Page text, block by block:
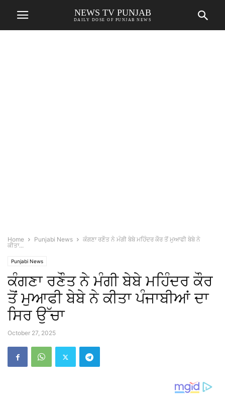
NEWS TV PUNJAB
DAILY DOSE OF PUNJAB NEWS
Home Punjabi News
ਕੰਗਣਾ ਰਣੌਤ ਨੇ ਮੰਗੀ ਬੇਬੇ ਮਹਿੰਦਰ ਕੌਰ ਤੋਂ ਮੁਆਫੀ ਬੇਬੇ ਨੇ
ਕੀਤਾ...
Punjabi News
ਕੰਗਣਾ ਰਣੌਤ ਨੇ ਮੰਗੀ ਬੇਬੇ ਮਹਿੰਦਰ ਕੌਰ
ਤੋਂ ਮੁਆਫੀ ਬੇਬੇ ਨੇ ਕੀਤਾ ਪੰਜਾਬੀਆਂ ਦਾ
ਸਿਰ ਉੱਚਾ
October 27, 2025